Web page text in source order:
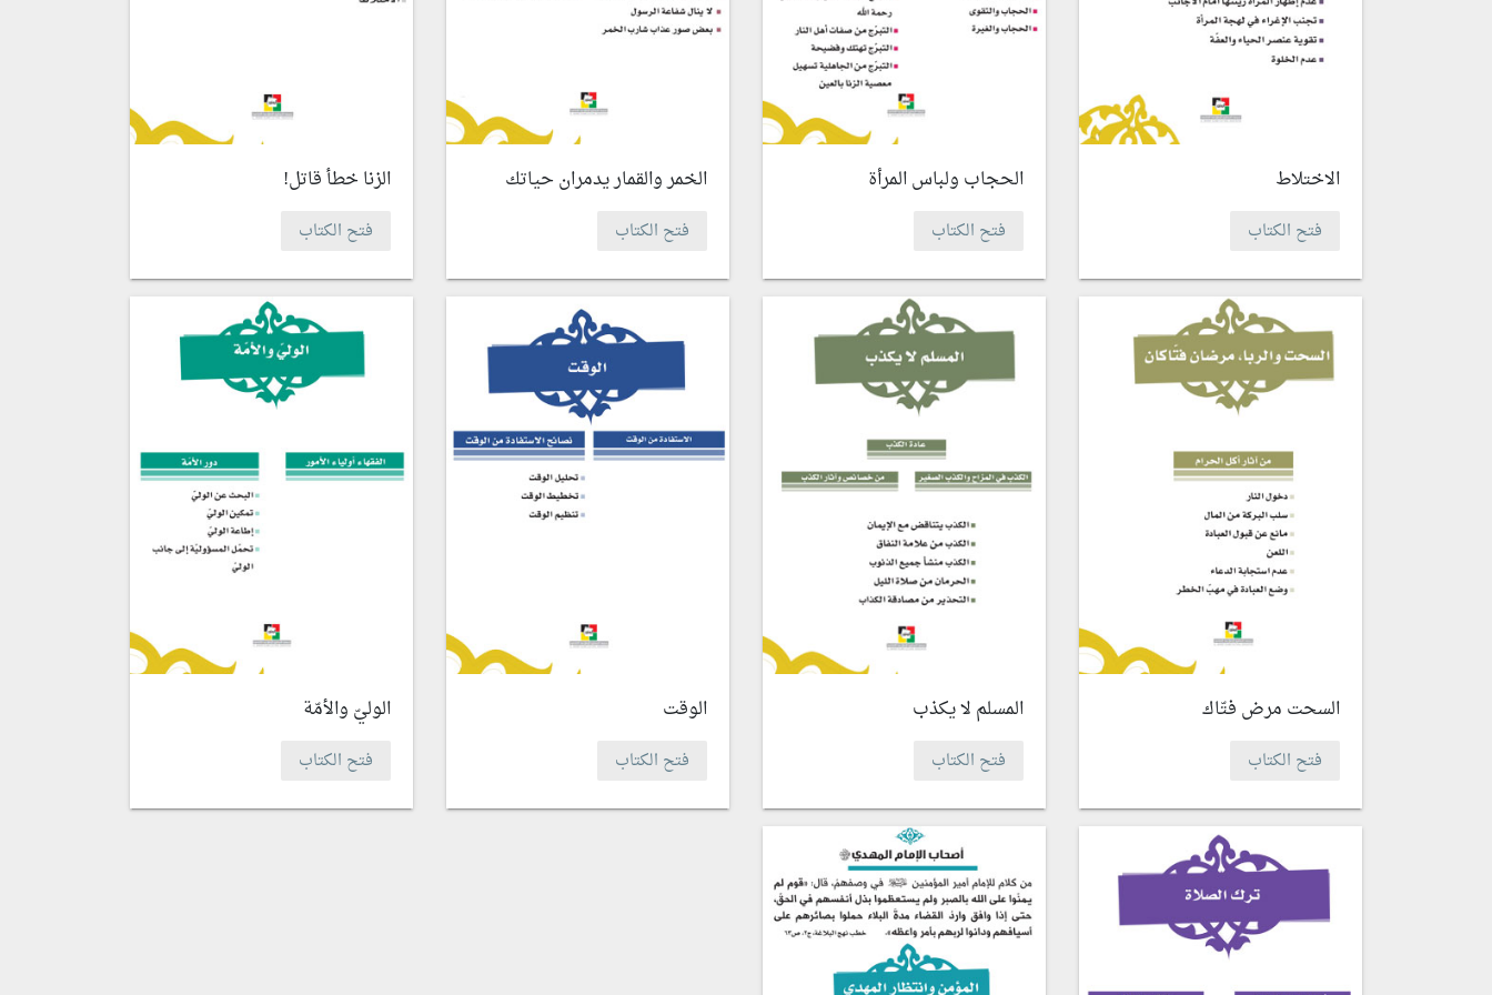
الاختلاط
فتح الكتاب
الحجاب ولباس المرأة
فتح الكتاب
الخمر والقمار يدمران حياتك
فتح الكتاب
الزنا خطأ قاتل!
فتح الكتاب
السحت مرض فتّاك
فتح الكتاب
المسلم لا يكذب
فتح الكتاب
الوقت
فتح الكتاب
الوليّ والأمّة
فتح الكتاب